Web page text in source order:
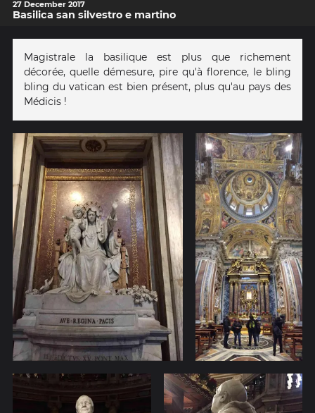
27 December 2017
Basilica san silvestro e martino
Magistrale la basilique est plus que richement
décorée, quelle démesure, pire qu'à florence, le bling
bling du vatican est bien présent, plus qu'au pays des
Médicis !